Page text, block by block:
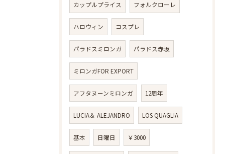
カップルプライス フォルクローレ
ハロウィン コスプレ
パラドスミロンガ パラドス赤坂
ミロンガFOR EXPORT
アフタヌーンミロンガ 12周年
LUCIA＆ ALEJANDRO LOS QUAGLIA
基本 日曜日 ￥3000